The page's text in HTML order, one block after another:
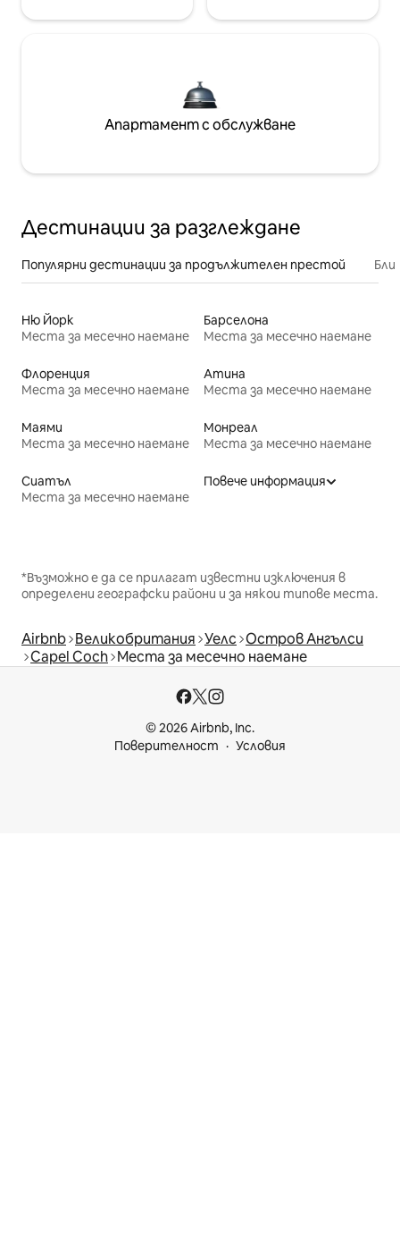
Апартамент с обслужване
Дестинации за разглеждане
Популярни дестинации за продължителен престой
Ню Йорк
Места за месечно наемане
Барселона
Места за месечно наемане
Флоренция
Места за месечно наемане
Атина
Места за месечно наемане
Маями
Места за месечно наемане
Монреал
Места за месечно наемане
Сиатъл
Места за месечно наемане
Повече информация
*Възможно е да се прилагат известни изключения в
определени географски райони и за някои типове места.
Airbnb Великобритания Уелс Остров Ангълси
Capel Coch Места за месечно наемане
© 2026 Airbnb, Inc.
Поверителност
Условия